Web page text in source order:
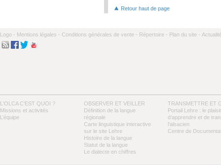
Retour haut de page
Logo - Mentions légales - Conditions générales de vente - Répertoire - Plan du site -
L'OLCA C'EST QUOI ?
Missions et activités
L’équipe
OBSERVER ET VEILLER
Définition de la langue
régionale
Carte linguistique interactive
sur le site Lehre
Histoire de la langue
Statut de la langue
Le dialecte en chiffres
TRANSMETTRE ET
Portail Lehre : le plaisir
d’apprendre et de
l’alsacien
Centre de